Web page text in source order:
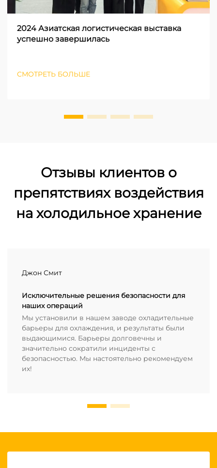
2024 Азиатская логистическая выставка
успешно завершилась
СМОТРЕТЬ БОЛЬШЕ
Отзывы клиентов о
препятствиях воздействия
на холодильное хранение
Джон Смит
Исключительные решения безопасности для
наших операций
Мы установили в нашем заводе охладительные
барьеры для охлаждения, и результаты были
выдающимися. Барьеры долговечны и
значительно сократили инциденты с
безопасностью. Мы настоятельно рекомендуем
их!